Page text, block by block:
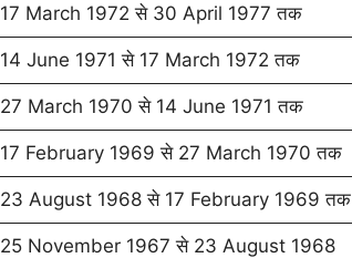
17 March 1972 से 30 April 1977 तक
14 June 1971 से 17 March 1972 तक
27 March 1970 से 14 June 1971 तक
17 February 1969 से 27 March 1970 तक
23 August 1968 से 17 February 1969 तक
25 November 1967 से 23 August 1968